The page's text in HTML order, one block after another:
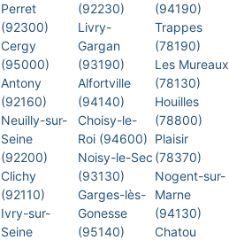
Perret
(92300)
Cergy
(95000)
Antony
(92160)
Neuilly-sur-
Seine
(92200)
Clichy
(92110)
Ivry-sur-
Seine
(92230)
Livry-
Gargan
(93190)
Alfortville
(94140)
Choisy-le-
Roi (94600)
Noisy-le-Sec
(93130)
Garges-lès-
Gonesse
(95140)
(94190)
Trappes
(78190)
Les Mureaux
(78130)
Houilles
(78800)
Plaisir
(78370)
Nogent-sur-
Marne
(94130)
Chatou